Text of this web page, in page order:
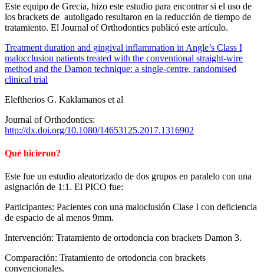
Este equipo de Grecia, hizo este estudio para encontrar si el uso de
los brackets de autoligado resultaron en la reducción de tiempo de
tratamiento. El Journal of Orthodontics publicó este artículo.
Treatment duration and gingival inflammation in Angle’s Class I
malocclusion patients treated with the conventional straight-wire
method and the Damon technique: a single-centre, randomised
clinical trial
Eleftherios G. Kaklamanos et al
Journal of Orthodontics:
http://dx.doi.org/10.1080/14653125.2017.1316902
Qué hicieron?
Este fue un estudio aleatorizado de dos grupos en paralelo con una
asignación de 1:1. El PICO fue:
Participantes: Pacientes con una maloclusión Clase I con deficiencia
de espacio de al menos 9mm.
Intervención: Tratamiento de ortodoncia con brackets Damon 3.
Comparación: Tratamiento de ortodoncia con brackets
convencionales.